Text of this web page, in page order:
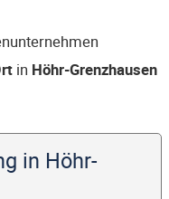
in Höhr-Grenzhausen
in Höhr-